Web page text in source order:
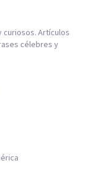
Artículos
célebres y